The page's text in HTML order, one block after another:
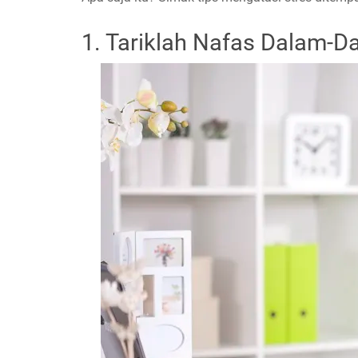
1. Tariklah Nafas Dalam-